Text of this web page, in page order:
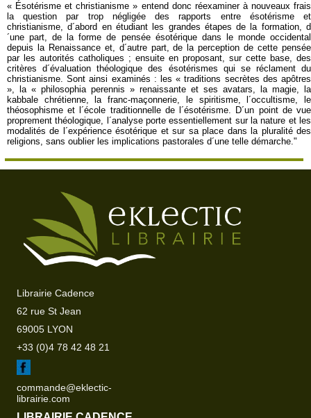
« Ésotérisme et christianisme » entend donc réexaminer à nouveaux frais
la question par trop négligée des rapports entre ésotérisme et
christianisme, d´abord en étudiant les grandes étapes de la formation, d
´une part, de la forme de pensée ésotérique dans le monde occidental
depuis la Renaissance et, d´autre part, de la perception de cette pensée
par les autorités catholiques ; ensuite en proposant, sur cette base, des
critères d´évaluation théologique des ésotérismes qui se réclament du
christianisme. Sont ainsi examinés : les « traditions secrètes des apôtres
», la « philosophia perennis » renaissante et ses avatars, la magie, la
kabbale chrétienne, la franc-maçonnerie, le spiritisme, l´occultisme, le
théosophisme et l´école traditionnelle de l´ésotérisme. D´un point de vue
proprement théologique, l´analyse porte essentiellement sur la nature et les
modalités de l´expérience ésotérique et sur sa place dans la pluralité des
religions, sans oublier les implications pastorales d´une telle démarche."
Librairie Cadence
62 rue St Jean
69005 LYON
+33 (0)4 78 42 48 21
commande@eklectic-
librairie.com